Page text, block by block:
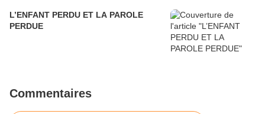
L’ENFANT PERDU ET LA PAROLE
PERDUE
Commentaires